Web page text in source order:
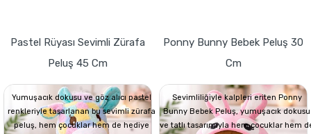
Pastel Rüyası Sevimli Zürafa
Peluş 45 Cm
Yumuşacık dokusu ve göz alıcı pastel
renkleriyle tasarlanan bu sevimli zürafa
peluş, hem çocuklar hem de hediye
Ponny Bunny Bebek Peluş 30
Cm
Sevimliliğiyle kalpleri eriten Ponny
Bunny Bebek Peluş, yumuşacık dokusu
ve tatlı tasarımıyla hem çocuklar hem